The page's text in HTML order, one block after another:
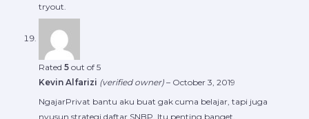
tryout.
Rated 5 out of 5
Kevin Alfarizi (verified owner) – October 3, 2019
NgajarPrivat bantu aku buat gak cuma belajar, tapi juga
nyusun strategi daftar SNBP. Itu penting banget.